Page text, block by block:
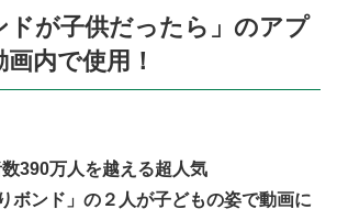
ドが子供だったら」のアプ
内で使用！
390万人を越える超人気
ボンド」の２人が子どもの姿で動画に